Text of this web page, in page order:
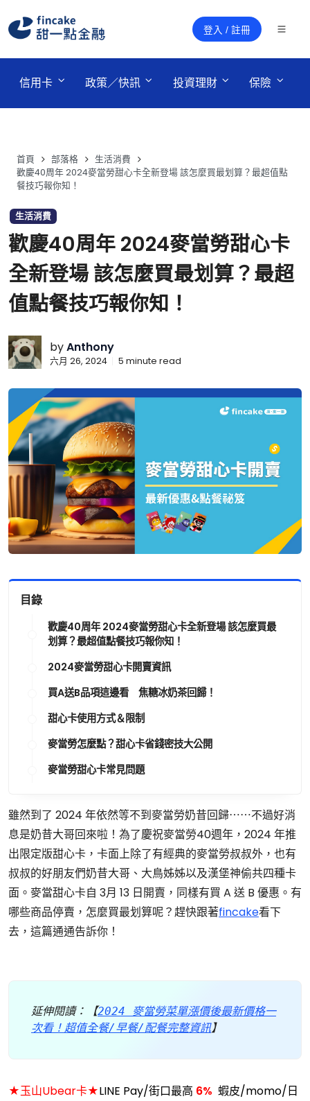
登入 / 註冊
信用卡 政策／快訊 投資理財 保險
首頁 部落格
生活消費
歡慶40周年 2024麥當勞甜心卡全新登場 該怎麼買最划算？最超值點
餐技巧報你知！
生活消費
歡慶40周年 2024麥當勞甜心卡
全新登場 該怎麼買最划算？最超
值點餐技巧報你知！
byAnthony
六月 26, 2024 5 minute read
目錄
歡慶40周年 2024麥當勞甜心卡全新登場 該怎麼買最
划算？最超值點餐技巧報你知！
2024麥當勞甜心卡開賣資訊
買A送B品項這邊看 焦糖冰奶茶回歸！
甜心卡使用方式＆限制
麥當勞怎麼點？甜心卡省錢密技大公開
麥當勞甜心卡常見問題
雖然到了 2024 年依然等不到麥當勞奶昔回歸⋯⋯不過好消
息是奶昔大哥回來啦！為了慶祝麥當勞40週年，2024 年推
出限定版甜心卡，卡面上除了有經典的麥當勞叔叔外，也有
叔叔的好朋友們奶昔大哥、大鳥姊姊以及漢堡神偷共四種卡
面。麥當甜心卡自 3月 13 日開賣，同樣有買 A 送 B 優惠。有
哪些商品停賣，怎麼買最划算呢？趕快跟著fincake看下
去，這篇通通告訴你！
延伸閱讀：【2024 麥當勞菜單漲價後最新價格一
次看！超值全餐/早餐/配餐完整資訊】
★玉山Ubear卡★LINE Pay/街口最高 6% 蝦皮/momo/日